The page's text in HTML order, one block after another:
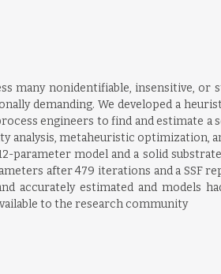
many nonidentifiable, insensitive, or
demanding. We developed a
engineers to find and estimate
analysis, metaheuristic optimization,
model and a solid
after 479 iterations and a SSF
accurately estimated and models
to the research community